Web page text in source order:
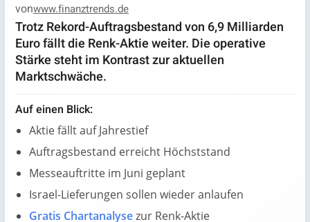
vonwww.finanztrends.de
Trotz Rekord-Auftragsbestand von 6,9 Milliarden
Euro fällt die Renk-Aktie weiter. Die operative
Stärke steht im Kontrast zur aktuellen
Marktschwäche.
Auf einen Blick:
Aktie fällt auf Jahrestief
Auftragsbestand erreicht Höchststand
Messeauftritte im Juni geplant
Israel-Lieferungen sollen wieder anlaufen
Gratis Chartanalysezur Renk-Aktie